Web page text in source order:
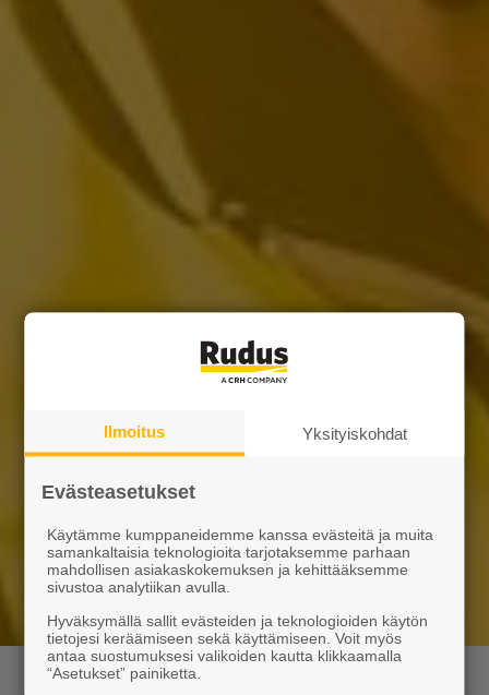
Ilmoitus Yksityiskohdat
Evästeasetukset
Käytämme kumppaneidemme kanssa evästeitä ja muita
samankaltaisia teknologioita tarjotaksemme parhaan
mahdollisen asiakaskokemuksen ja kehittääksemme
sivustoa analytiikan avulla.
Hyväksymällä sallit evästeiden ja teknologioiden käytön
tietojesi keräämiseen sekä käyttämiseen. Voit myös
antaa suostumuksesi valikoiden kautta klikkaamalla
“Asetukset” painiketta.